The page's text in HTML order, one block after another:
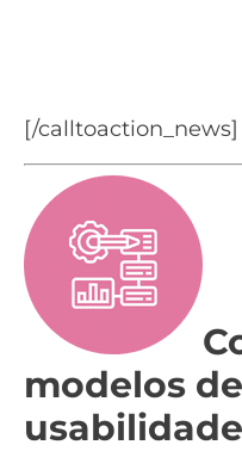
[/calltoaction_news]
modelos